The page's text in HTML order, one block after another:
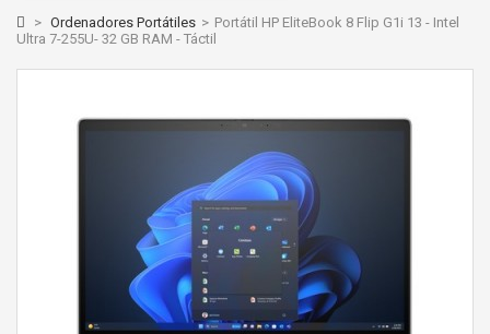
> Ordenadores Portátiles > Portátil HP EliteBook 8 Flip G1i 13 - Intel
Ultra 7-255U- 32 GB RAM - Táctil